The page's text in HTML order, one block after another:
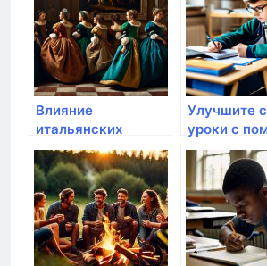
Влияние
итальянских
художников на
эпоху
Возрождения
Улучшите
уроки с
данных и
Koncpekt.ru